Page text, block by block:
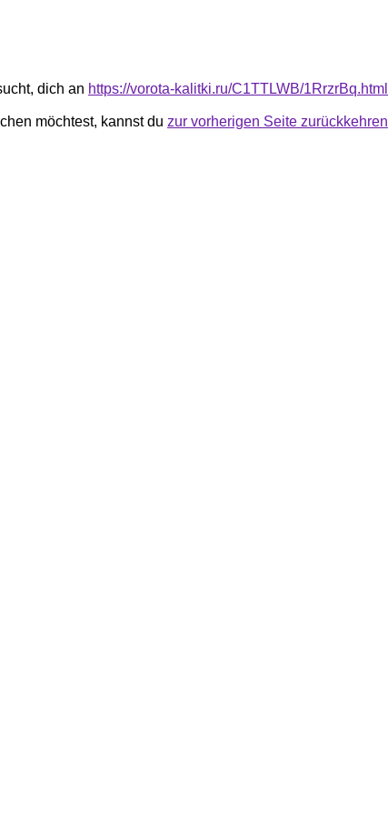
dich an https://vorota-kalitki.ru/C1TTLWB/1RrzrBq.html
möchtest, kannst du zur vorherigen Seite zurückkehren